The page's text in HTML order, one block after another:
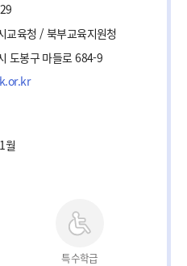
교육청 / 북부교육지원청
도봉구 마들로 684-9
월
특수학급